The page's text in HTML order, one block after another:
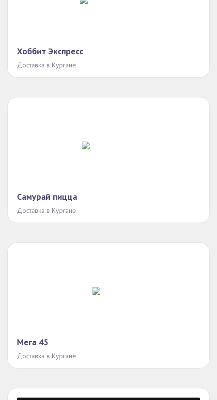
Хоббит Экспресс
Доставка в Кургане
Самурай пицца
Доставка в Кургане
Мега 45
Доставка в Кургане